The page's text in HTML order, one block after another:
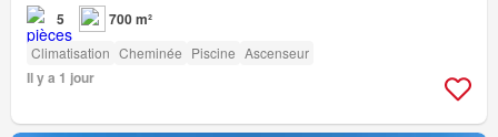
5 700 m²
Climatisation Cheminée Piscine Ascenseur
Il y a 1 jour